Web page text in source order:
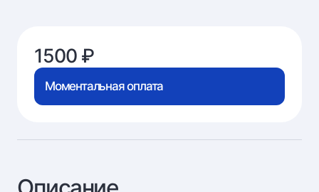
1500 ₽
Моментальная оплата